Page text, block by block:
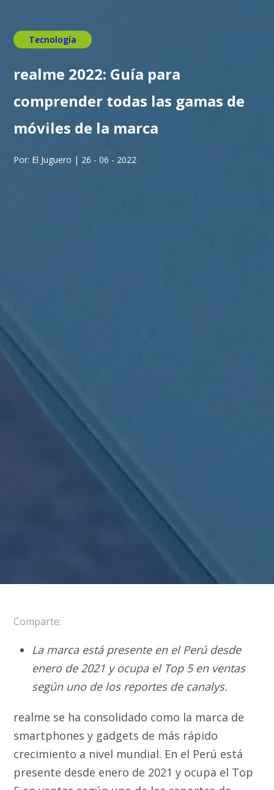
Tecnología
realme 2022: Guía para
comprender todas las gamas de
móviles de la marca
Por: El Juguero | 26 - 06 - 2022
Comparte:
La marca está presente en el Perú desde
enero de 2021 y ocupa el Top 5 en ventas
según uno de los reportes de canalys.
realme se ha consolidado como la marca de
smartphones y gadgets de más rápido
crecimiento a nivel mundial. En el Perú está
presente desde enero de 2021 y ocupa el Top